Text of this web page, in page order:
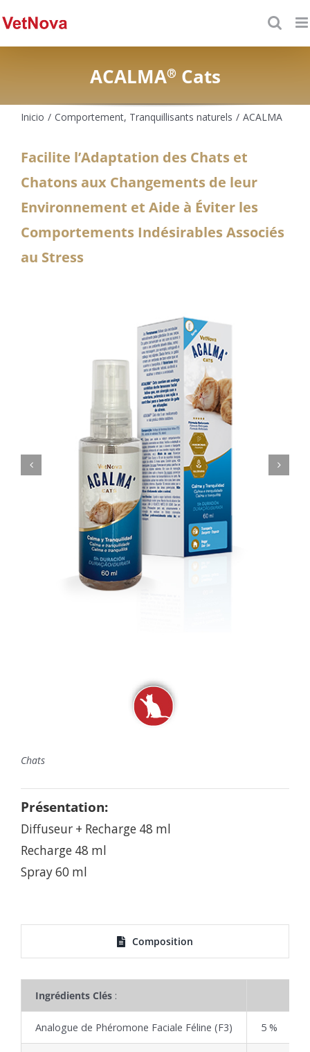
al
ACALMA® Cats
Inicio / Comportement, Tranquillisants naturels / ACALMA
Facilite l’Adaptation des Chats et
Chatons aux Changements de leur
Environnement et Aide à Éviter les
Comportements Indésirables Associés
au Stress
Chats
Présentation:
Diffuseur + Recharge 48 ml
Recharge 48 ml
Spray 60 ml
Composition
Ingrédients Clés :
Analogue de Phéromone Faciale Féline (F3) 5 %